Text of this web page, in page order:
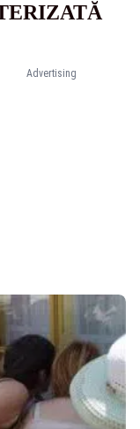
Advertising